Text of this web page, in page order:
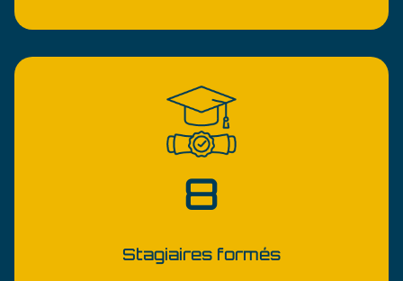
8
Stagiaires formés